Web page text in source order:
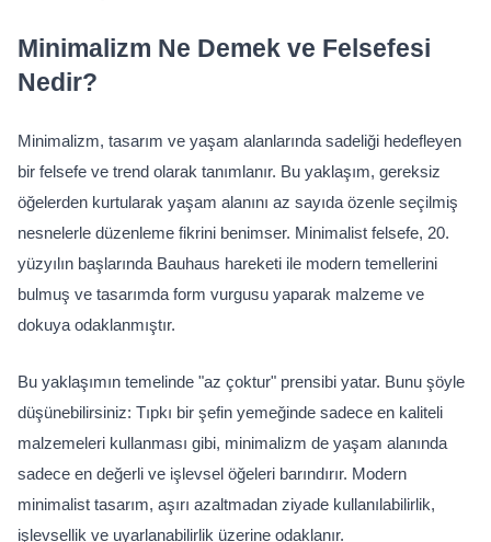
Minimalizm Ne Demek ve Felsefesi
Nedir?
Minimalizm, tasarım ve yaşam alanlarında sadeliği hedefleyen
bir felsefe ve trend olarak tanımlanır. Bu yaklaşım, gereksiz
öğelerden kurtularak yaşam alanını az sayıda özenle seçilmiş
nesnelerle düzenleme fikrini benimser. Minimalist felsefe, 20.
yüzyılın başlarında Bauhaus hareketi ile modern temellerini
bulmuş ve tasarımda form vurgusu yaparak malzeme ve
dokuya odaklanmıştır.
Bu yaklaşımın temelinde "az çoktur" prensibi yatar. Bunu şöyle
düşünebilirsiniz: Tıpkı bir şefin yemeğinde sadece en kaliteli
malzemeleri kullanması gibi, minimalizm de yaşam alanında
sadece en değerli ve işlevsel öğeleri barındırır. Modern
minimalist tasarım, aşırı azaltmadan ziyade kullanılabilirlik,
işlevsellik ve uyarlanabilirlik üzerine odaklanır.